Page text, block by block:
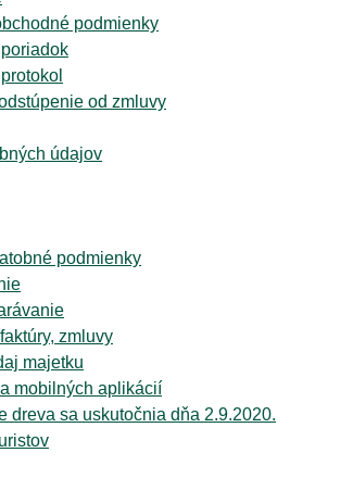
podmienky
od zmluvy
údajov
podmienky
zmluvy
majetku
mobilných aplikácií
dreva sa uskutočnia dňa 2.9.2020.